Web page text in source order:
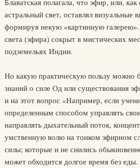
Блаватская полагала, что эфир, или, как
астральный свет, оставлял визуальные
формируя некую «картинную галерею».
света (эфира) сокрыт в мистических
подземельях Индии.
Но какую практическую пользу можно
знаний о силе Од или существования
и на этот вопрос «Например, если
определенным способом управлять
направлять дыхательный поток,
умственную волю на тонком эфирном
силы; которые и не снились
может обходится долгое время без